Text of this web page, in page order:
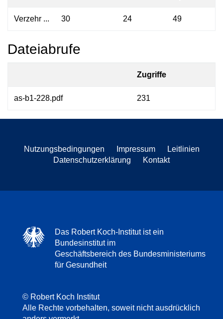
Verzehr ... 30 24 49
Dateiabrufe
Zugriffe
as-b1-228.pdf 231
Nutzungsbedingungen Impressum
Leitlinien
Datenschutzerklärung
Kontakt
Das Robert Koch-Institut ist ein
Bundesinstitut im
Geschäftsbereich des Bundesministeriums
für Gesundheit
© Robert Koch Institut
Alle Rechte vorbehalten, soweit nicht ausdrücklich